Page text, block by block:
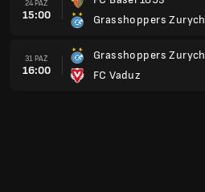
24 PAŹ
15:00
Grasshoppers Zurych
31 PAŹ
16:00
Grasshoppers Zurych
FC Vaduz